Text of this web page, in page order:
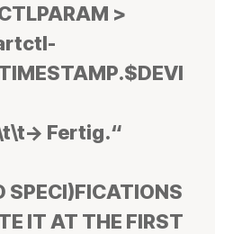
>
> Fertig.“
SPECI)FICATIONS
IT AT THE FIRST